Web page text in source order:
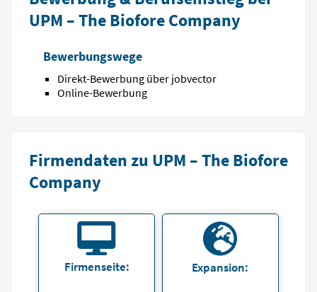
UPM – The Biofore Company
Bewerbungswege
Direkt-Bewerbung über jobvector
Online-Bewerbung
Firmendaten zu UPM – The Biofore
Company
Firmenseite: Expansion: